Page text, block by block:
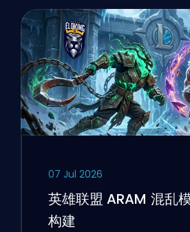
07 Jul 2026
英雄联盟 ARAM 混乱
构建